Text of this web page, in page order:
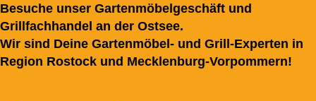
Besuche unser Gartenmöbelgeschäft und
Grillfachhandel an der Ostsee.
Wir sind Deine Gartenmöbel- und Grill-Experten in
Region Rostock und Mecklenburg-Vorpommern!